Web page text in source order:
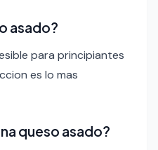
asado?
para principiantes
es lo mas
queso asado?